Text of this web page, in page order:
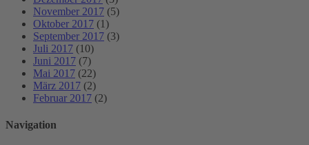
November 2017 (5)
Oktober 2017 (1)
September 2017 (3)
Juli 2017 (10)
Juni 2017 (7)
Mai 2017 (22)
März 2017 (2)
Februar 2017 (2)
Navigation